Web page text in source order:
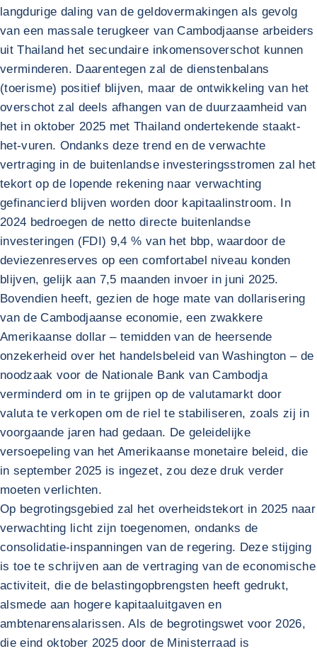
langdurige daling van de geldovermakingen als gevolg
van een massale terugkeer van Cambodjaanse arbeiders
uit Thailand het secundaire inkomensoverschot kunnen
verminderen. Daarentegen zal de dienstenbalans
(toerisme) positief blijven, maar de ontwikkeling van het
overschot zal deels afhangen van de duurzaamheid van
het in oktober 2025 met Thailand ondertekende staakt-
het-vuren. Ondanks deze trend en de verwachte
vertraging in de buitenlandse investeringsstromen zal het
tekort op de lopende rekening naar verwachting
gefinancierd blijven worden door kapitaalinstroom. In
2024 bedroegen de netto directe buitenlandse
investeringen (FDI) 9,4 % van het bbp, waardoor de
deviezenreserves op een comfortabel niveau konden
blijven, gelijk aan 7,5 maanden invoer in juni 2025.
Bovendien heeft, gezien de hoge mate van dollarisering
van de Cambodjaanse economie, een zwakkere
Amerikaanse dollar – temidden van de heersende
onzekerheid over het handelsbeleid van Washington – de
noodzaak voor de Nationale Bank van Cambodja
verminderd om in te grijpen op de valutamarkt door
valuta te verkopen om de riel te stabiliseren, zoals zij in
voorgaande jaren had gedaan. De geleidelijke
versoepeling van het Amerikaanse monetaire beleid, die
in september 2025 is ingezet, zou deze druk verder
moeten verlichten.
Op begrotingsgebied zal het overheidstekort in 2025 naar
verwachting licht zijn toegenomen, ondanks de
consolidatie-inspanningen van de regering. Deze stijging
is toe te schrijven aan de vertraging van de economische
activiteit, die de belastingopbrengsten heeft gedrukt,
alsmede aan hogere kapitaaluitgaven en
ambtenarensalarissen. Als de begrotingswet voor 2026,
die eind oktober 2025 door de Ministerraad is